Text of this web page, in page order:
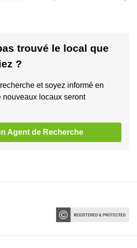
trouvé le local que
?
et soyez informé en
nouveaux locaux seront
Agent de Recherche